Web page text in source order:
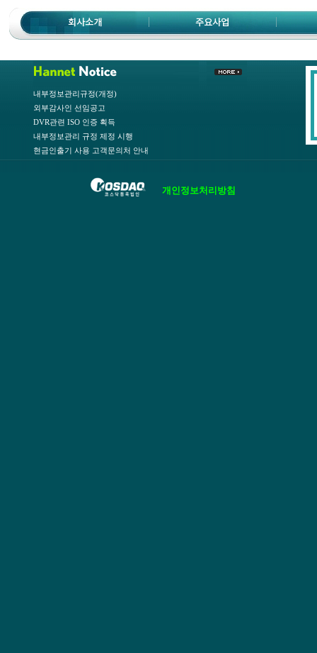
내부정보관리규정(개정)
외부감사인 선임공고
DVR관련 ISO 인증 획득
내부정보관리 규정 제정 시행
현금인출기 사용 고객문의처 안내
개인정보처리방침